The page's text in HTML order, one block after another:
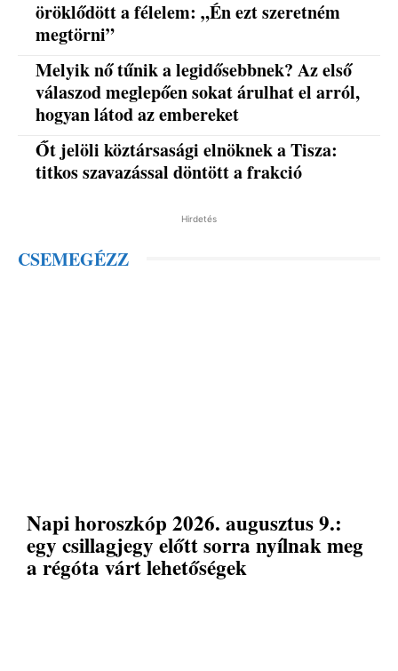
öröklődött a félelem: „Én ezt szeretném
megtörni”
Melyik nő tűnik a legidősebbnek? Az első
válaszod meglepően sokat árulhat el arról,
hogyan látod az embereket
Őt jelöli köztársasági elnöknek a Tisza:
titkos szavazással döntött a frakció
Hirdetés
CSEMEGÉZZ
Napi horoszkóp 2026. augusztus 9.:
egy csillagjegy előtt sorra nyílnak meg
a régóta várt lehetőségek